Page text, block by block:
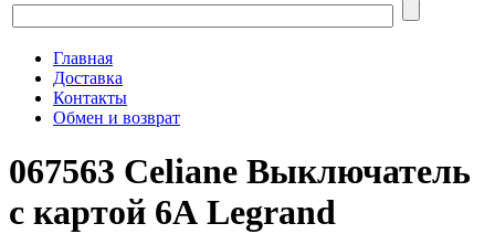
Главная
Доставка
Контакты
Обмен и возврат
067563 Celiane Выключатель
с картой 6А Legrand